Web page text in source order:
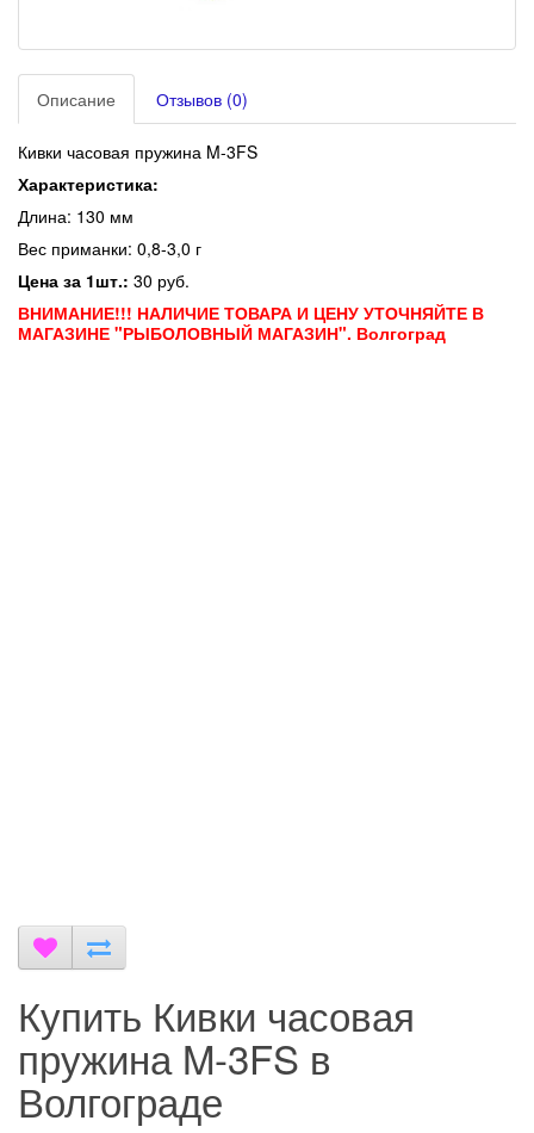
Описание Отзывов (0)
Кивки часовая пружина M-3FS
Характеристика:
Длина: 130 мм
Вес приманки: 0,8-3,0 г
Цена за 1шт.: 30 руб.
ВНИМАНИЕ!!! НАЛИЧИЕ ТОВАРА И ЦЕНУ УТОЧНЯЙТЕ В
МАГАЗИНЕ "РЫБОЛОВНЫЙ МАГАЗИН". Волгоград
Купить Кивки часовая
пружина M-3FS в
Волгограде